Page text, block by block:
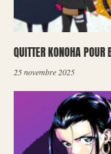
QUITTER KONOHA POUR
25 novembre 2025